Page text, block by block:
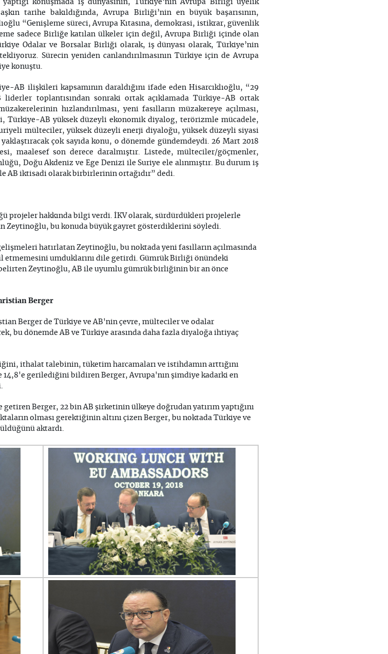
konuşmada iş dünyasının, Türkiye’nin Avrupa Birliği üyelik
tarihe bakıldığında, Avrupa Birliği’nin en büyük başarısının,
“Genişleme süreci, Avrupa Kıtasına, demokrasi, istikrar, güvenlik
sadece Birliğe katılan ülkeler için değil, Avrupa Birliği içinde olan
Odalar ve Borsalar Birliği olarak, iş dünyası olarak, Türkiye’nin
Sürecin yeniden canlandırılmasının Türkiye için de Avrupa
konuştu.
AB ilişkileri kapsamının daraldığını ifade eden Hisarcıklıoğlu, “29
liderler toplantısından sonraki ortak açıklamada Türkiye-AB ortak
hızlandırılması, yeni fasılların müzakereye açılması,
Türkiye-AB yüksek düzeyli ekonomik diyalog, terörizmle mücadele,
mülteciler, yüksek düzeyli enerji diyaloğu, yüksek düzeyli siyasi
çok sayıda konu, o dönemde gündemdeydi. 26 Mart 2018
maalesef son derece daralmıştır. Listede, mülteciler/göçmenler,
Doğu Akdeniz ve Ege Denizi ile Suriye ele alınmıştır. Bu durum iş
AB iktisadi olarak birbirlerinin ortağıdır” dedi.
projeler hakkında bilgi verdi. İKV olarak, sürdürdükleri projelerle
Zeytinoğlu, bu konuda büyük gayret gösterdiklerini söyledi.
hatırlatan Zeytinoğlu, bu noktada yeni fasılların açılmasında
etmemesini umduklarını dile getirdi. Gümrük Birliği önündeki
Zeytinoğlu, AB ile uyumlu gümrük birliğinin bir an önce
Berger
Berger de Türkiye ve AB'nin çevre, mülteciler ve odalar
bu dönemde AB ve Türkiye arasında daha fazla diyaloğa ihtiyaç
ithalat talebinin, tüketim harcamaları ve istihdamın arttığını
14,8'e gerilediğini bildiren Berger, Avrupa'nın şimdiye kadarki en
Berger, 22 bin AB şirketinin ülkeye doğrudan yatırım yaptığını
olması gerektiğinin altını çizen Berger, bu noktada Türkiye ve
aktardı.